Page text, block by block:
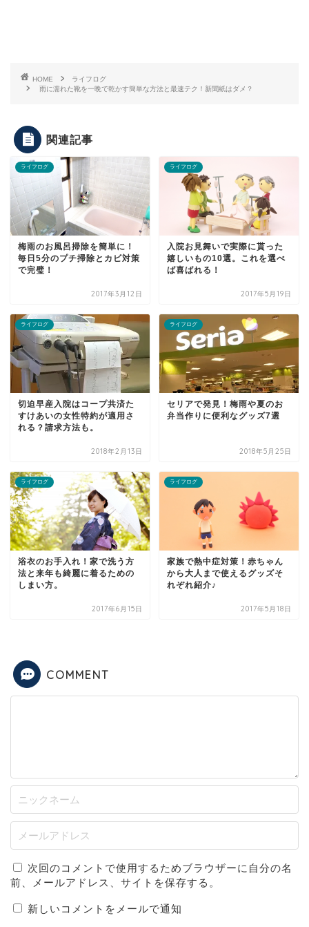
HOME
ライフログ
雨に濡れた靴を一晩で乾かす簡単な方法と最速テク！新聞紙はダメ？
関連記事
ライフログ
梅雨のお風呂掃除を簡単に！
毎日5分のプチ掃除とカビ対策
で完璧！
2017年3月12日
ライフログ
入院お見舞いで実際に貰った
嬉しいもの10選。これを選べ
ば喜ばれる！
2017年5月19日
ライフログ
切迫早産入院はコープ共済た
すけあいの女性特約が適用さ
れる？請求方法も。
2018年2月13日
ライフログ
セリアで発見！梅雨や夏のお
弁当作りに便利なグッズ7選
2018年5月25日
ライフログ
浴衣のお手入れ！家で洗う方
法と来年も綺麗に着るための
しまい方。
2017年6月15日
ライフログ
家族で熱中症対策！赤ちゃん
から大人まで使えるグッズそ
れぞれ紹介♪
2017年5月18日
COMMENT
次回のコメントで使用するためブラウザーに自分の名
前、メールアドレス、サイトを保存する。
新しいコメントをメールで通知